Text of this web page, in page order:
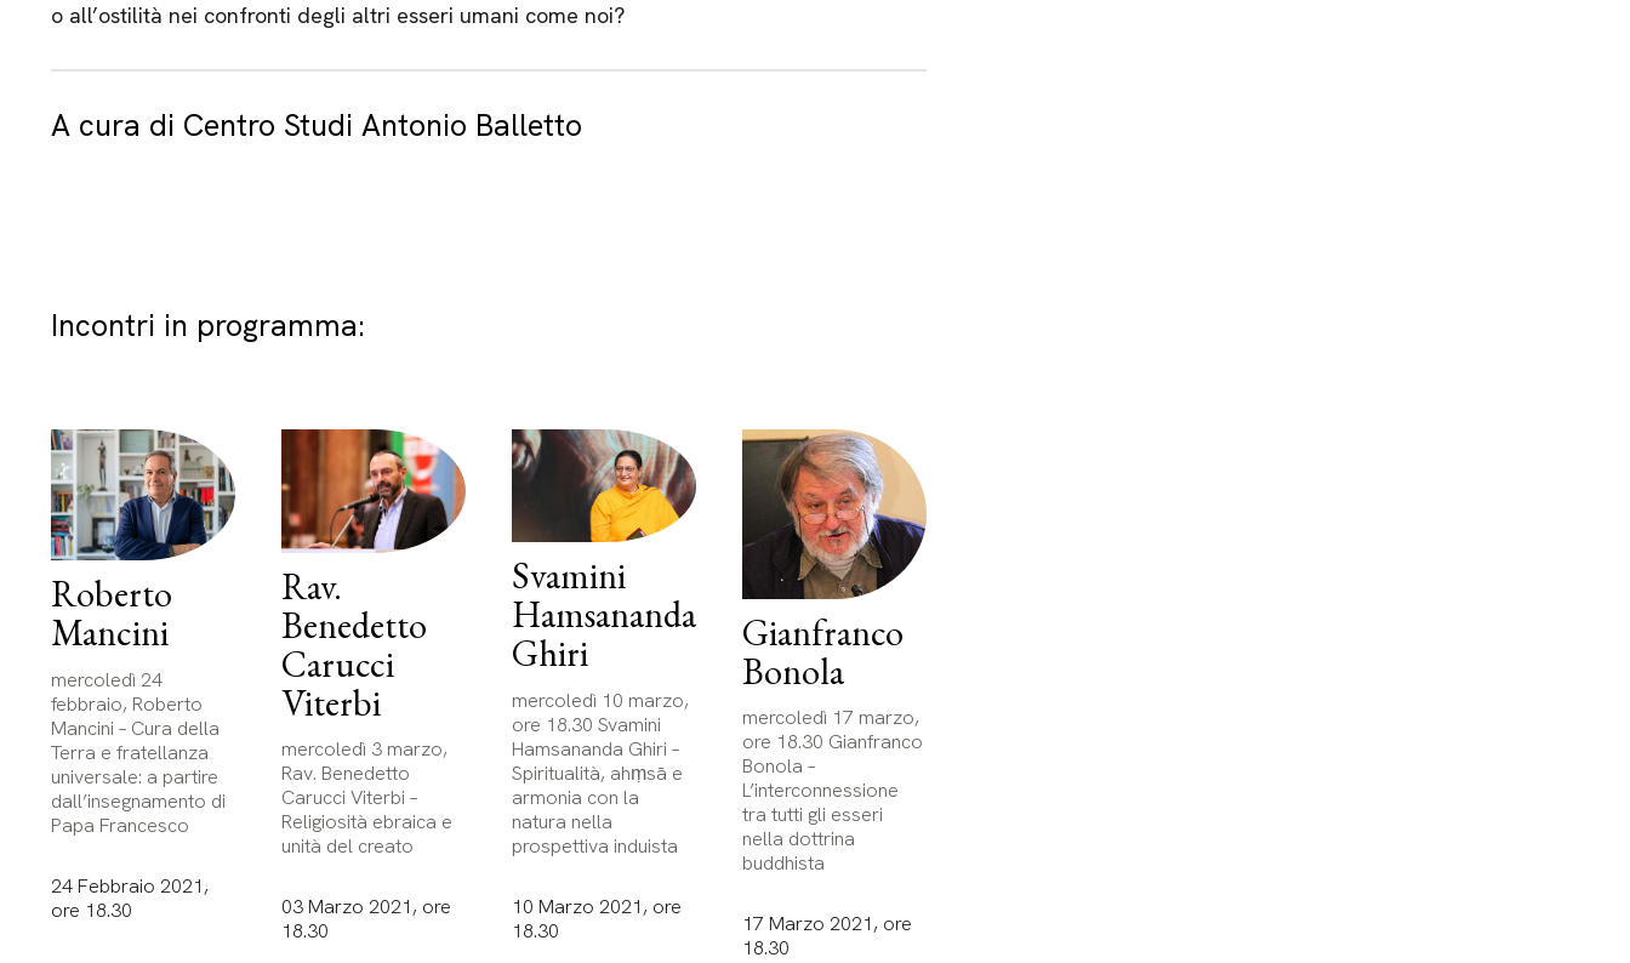
o all’ostilità nei confronti degli altri esseri umani come noi?
A cura di Centro Studi Antonio Balletto
Incontri in programma:
Roberto
Mancini
mercoledì 24
febbraio, Roberto
Mancini – Cura della
Terra e fratellanza
universale: a partire
dall’insegnamento di
Papa Francesco
24 Febbraio 2021,
ore 18.30
Rav.
Benedetto
Carucci
Viterbi
mercoledì 3 marzo,
Rav. Benedetto
Carucci Viterbi –
Religiosità ebraica e
unità del creato
03 Marzo 2021, ore
18.30
Svamini
Hamsananda
Ghiri
mercoledì 10 marzo,
ore 18.30 Svamini
Hamsananda Ghiri –
Spiritualità, ahṃsā e
armonia con la
natura nella
prospettiva induista
10 Marzo 2021, ore
18.30
Gianfranco
Bonola
mercoledì 17 marzo,
ore 18.30 Gianfranco
Bonola –
L’interconnessione
tra tutti gli esseri
nella dottrina
buddhista
17 Marzo 2021, ore
18.30